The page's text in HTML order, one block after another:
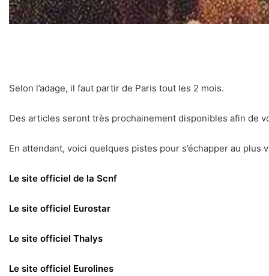
Selon l’adage, il faut partir de Paris tout les 2 mois.
Des articles seront très prochainement disponibles afin de
En attendant, voici quelques pistes pour s’échapper au plus
Le site officiel de la Scnf
Le site officiel Eurostar
Le site officiel Thalys
Le site officiel Eurolines